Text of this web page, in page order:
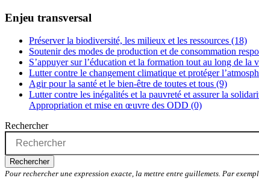
Enjeu transversal
Préserver la biodiversité, les milieux et les ressources (18)
Soutenir des modes de production et de consommation
S’appuyer sur l’éducation et la formation tout au long de la
Lutter contre le changement climatique et protéger
Agir pour la santé et le bien-être de toutes et tous (9)
Lutter contre les inégalités et la pauvreté et assurer la
Appropriation et mise en œuvre des ODD (0)
Rechercher
Rechercher
Pour rechercher une expression exacte, la mettre entre guillemets. Par